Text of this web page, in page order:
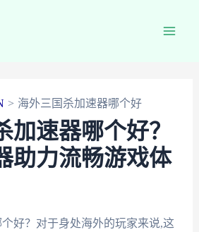
海外三国杀加速器哪个好
加速器哪个好？
助力流畅游戏体
好？对于身处海外的玩家来说,这